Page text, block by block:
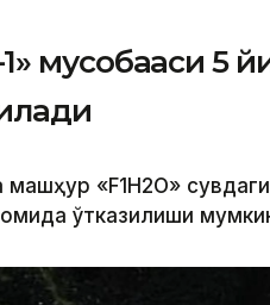
мусобақаси 5
«F1H2O»
ўтказилиши